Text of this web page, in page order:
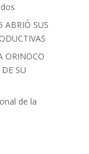
ABRIÓ SUS
ORINOCO
SU
de la